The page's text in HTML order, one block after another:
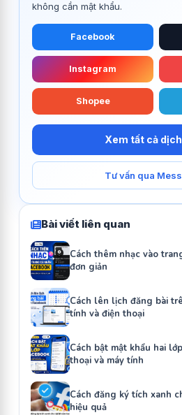
không cần mật khẩu.
Facebook
Instagram
Shopee
Xem tất cả
Tư vấn qua
Bài viết liên quan
Cách thêm nhạc vào
đơn giản
Cách lên lịch đăng bài
tính và điện thoại
Cách bật mật khẩu hai
thoại và máy tính
Cách đăng ký tích xanh
hiệu quả